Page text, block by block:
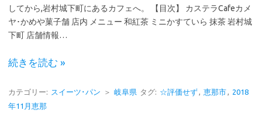
してから,岩村城下町にあるカフェへ。 【目次】 カステラCafeカメ
ヤ･かめや菓子舗 店内 メニュー 和紅茶 ミニかすていら 抹茶 岩村城
下町 店舗情報…
続きを読む »
カテゴリー: スイーツ･パン ＞ 岐阜県 タグ: ☆評価せず 恵那市
2018
年11月恵那